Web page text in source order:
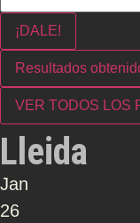
¡DALE!
Resultados
VER TODOS LOS
Lleida
Jan
26